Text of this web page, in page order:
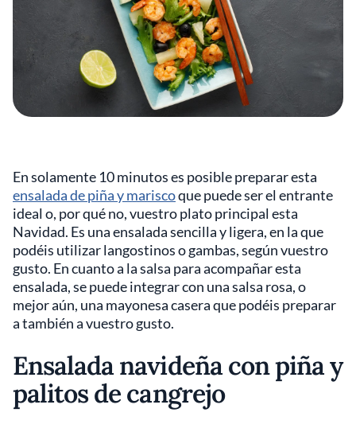
En solamente 10 minutos es posible preparar esta
ensalada de piña y mariscoque puede ser el entrante
ideal o, por qué no, vuestro plato principal esta
Navidad. Es una ensalada sencilla y ligera, en la que
podéis utilizar langostinos o gambas, según vuestro
gusto. En cuanto a la salsa para acompañar esta
ensalada, se puede integrar con una salsa rosa, o
mejor aún, una mayonesa casera que podéis preparar
a también a vuestro gusto.
Ensalada navideña con piña y
palitos de cangrejo